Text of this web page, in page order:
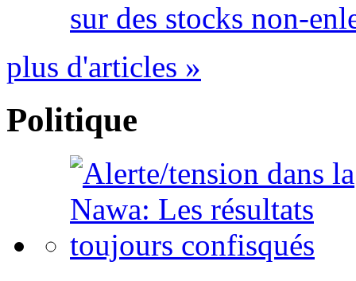
sur des stocks non-
plus d'articles »
Politique